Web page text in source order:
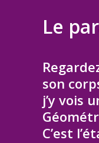
Le
son
j’y vois
C’est